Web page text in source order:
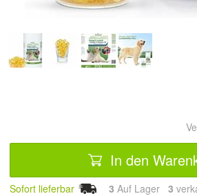
In den
Sofort lieferbar 3 Auf Lager 3